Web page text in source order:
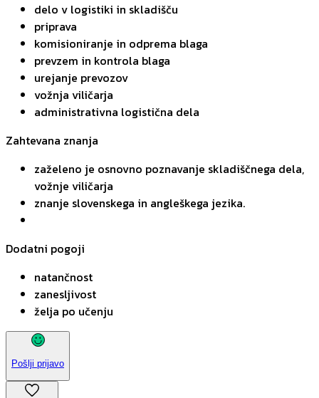
delo v logistiki in skladišču
priprava
komisioniranje in odprema blaga
prevzem in kontrola blaga
urejanje prevozov
vožnja viličarja
administrativna logistična dela
Zahtevana znanja
zaželeno je osnovno poznavanje skladiščnega dela,
vožnje viličarja
znanje slovenskega in angleškega jezika.
Dodatni pogoji
natančnost
zanesljivost
želja po učenju
Pošlji prijavo